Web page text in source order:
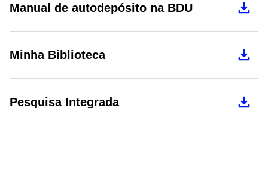
Manual de autodepósito na BDU
Minha Biblioteca
Pesquisa Integrada